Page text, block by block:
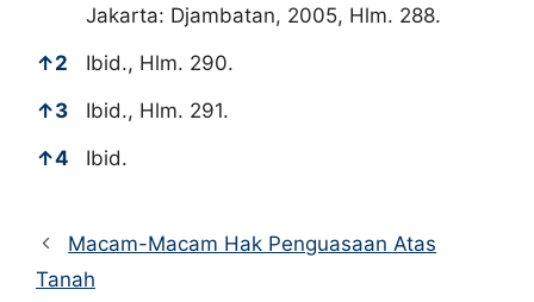
Jakarta: Djambatan, 2005, Hlm. 288.
↑2
Ibid., Hlm. 290.
↑3
Ibid., Hlm. 291.
↑4 Ibid.
Macam-Macam Hak Penguasaan Atas
Tanah